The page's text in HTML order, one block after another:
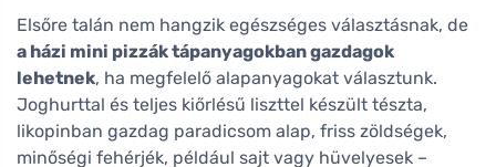
Elsőre talán nem hangzik egészséges választásnak, de
a házi mini pizzák tápanyagokban gazdagok
lehetnek, ha megfelelő alapanyagokat választunk.
Joghurttal és teljes kiőrlésű liszttel készült tészta,
likopinban gazdag paradicsom alap, friss zöldségek,
minőségi fehérjék, például sajt vagy hüvelyesek –